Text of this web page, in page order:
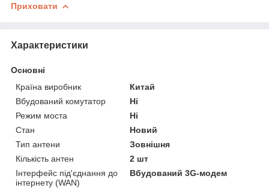
Приховати
Характеристики
Основні
Країна виробник
Китай
Вбудований комутатор
Ні
Режим моста
Ні
Стан
Новий
Тип антени
Зовнішня
Кількість антен
2 шт
Інтерфейс під'єднання до
інтернету (WAN)
Вбудований 3G-модем